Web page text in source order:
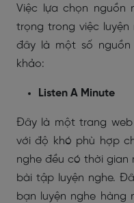
Việc lựa chọn nguồn
trọng trong việc luyện
đây là một số
khảo:
Listen A Minute
Đây là một trang
với độ khó phù hợp
nghe đều có thời gian
bài tập luyện nghe.
bạn luyện nghe hàng